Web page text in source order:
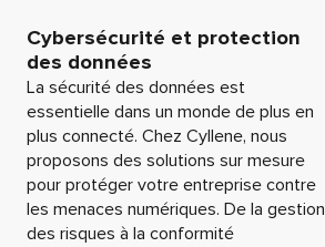
Cybersécurité et protection
des données
La sécurité des données est
essentielle dans un monde de plus en
plus connecté. Chez Cyllene, nous
proposons des solutions sur mesure
pour protéger votre entreprise contre
les menaces numériques. De la gestion
des risques à la conformité